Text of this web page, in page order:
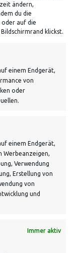
ändern,
du die
oder auf die
klickst.
einem Endgerät,
von
oder
einem Endgerät,
Werbeanzeigen,
Verwendung
Erstellung von
von
und
Immer aktiv
Göhrendorf
Uhr